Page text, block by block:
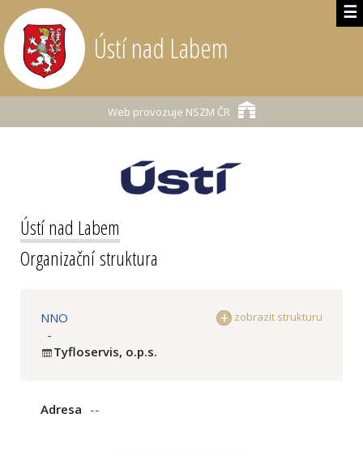
☰
Ústí nad Labem
Web provozuje NSZM ČR
Ústí nad Labem
Organizační struktura
zobrazit strukturu
NNO
-
Tyfloservis, o.p.s.
Adresa --